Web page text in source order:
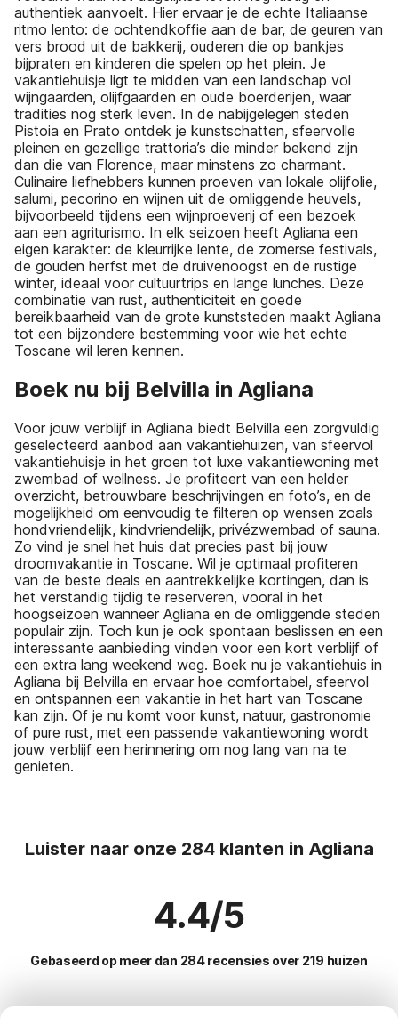
authentiek aanvoelt. Hier ervaar je de echte Italiaanse
ritmo lento: de ochtendkoffie aan de bar, de geuren van
vers brood uit de bakkerij, ouderen die op bankjes
bijpraten en kinderen die spelen op het plein. Je
vakantiehuisje ligt te midden van een landschap vol
wijngaarden, olijfgaarden en oude boerderijen, waar
tradities nog sterk leven. In de nabijgelegen steden
Pistoia en Prato ontdek je kunstschatten, sfeervolle
pleinen en gezellige trattoria’s die minder bekend zijn
dan die van Florence, maar minstens zo charmant.
Culinaire liefhebbers kunnen proeven van lokale olijfolie,
salumi, pecorino en wijnen uit de omliggende heuvels,
bijvoorbeeld tijdens een wijnproeverij of een bezoek
aan een agriturismo. In elk seizoen heeft Agliana een
eigen karakter: de kleurrijke lente, de zomerse festivals,
de gouden herfst met de druivenoogst en de rustige
winter, ideaal voor cultuurtrips en lange lunches. Deze
combinatie van rust, authenticiteit en goede
bereikbaarheid van de grote kunststeden maakt Agliana
tot een bijzondere bestemming voor wie het echte
Toscane wil leren kennen.
Boek nu bij Belvilla in Agliana
Voor jouw verblijf in Agliana biedt Belvilla een zorgvuldig
geselecteerd aanbod aan vakantiehuizen, van sfeervol
vakantiehuisje in het groen tot luxe vakantiewoning met
zwembad of wellness. Je profiteert van een helder
overzicht, betrouwbare beschrijvingen en foto’s, en de
mogelijkheid om eenvoudig te filteren op wensen zoals
hondvriendelijk, kindvriendelijk, privézwembad of sauna.
Zo vind je snel het huis dat precies past bij jouw
droomvakantie in Toscane. Wil je optimaal profiteren
van de beste deals en aantrekkelijke kortingen, dan is
het verstandig tijdig te reserveren, vooral in het
hoogseizoen wanneer Agliana en de omliggende steden
populair zijn. Toch kun je ook spontaan beslissen en een
interessante aanbieding vinden voor een kort verblijf of
een extra lang weekend weg. Boek nu je vakantiehuis in
Agliana bij Belvilla en ervaar hoe comfortabel, sfeervol
en ontspannen een vakantie in het hart van Toscane
kan zijn. Of je nu komt voor kunst, natuur, gastronomie
of pure rust, met een passende vakantiewoning wordt
jouw verblijf een herinnering om nog lang van na te
genieten.
Luister naar onze 284 klanten in Agliana
4.4/5
Gebaseerd op meer dan 284 recensies over 219 huizen